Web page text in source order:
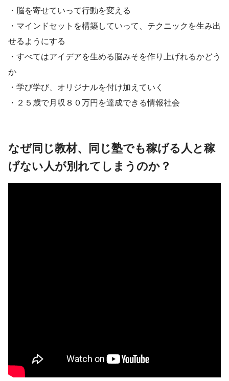
・脳を寄せていって行動を変える
・マインドセットを構築していって、テクニックを生み出
せるようにする
・すべてはアイデアを生める脳みそを作り上げれるかどう
か
・学び学び、オリジナルを付け加えていく
・２５歳で月収８０万円を達成できる情報社会
なぜ同じ教材、同じ塾でも稼げる人と稼
げない人が別れてしまうのか？